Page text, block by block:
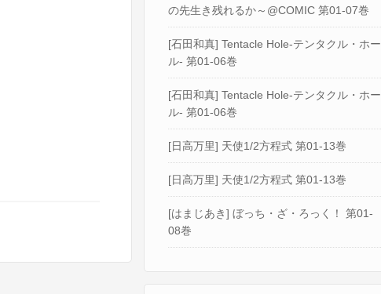
の先生き残れるか～@COMIC 第01-07巻
[石田和真] Tentacle Hole-テンタクル・ホー
ル- 第01-06巻
[石田和真] Tentacle Hole-テンタクル・ホー
ル- 第01-06巻
[日高万里] 天使1/2方程式 第01-13巻
[日高万里] 天使1/2方程式 第01-13巻
[はまじあき] ぼっち・ざ・ろっく！ 第01-
08巻